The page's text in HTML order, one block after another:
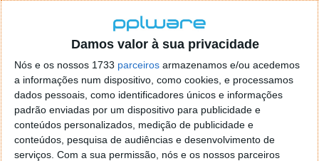
Damos valor à sua privacidade
Nós e os nossos 1733 parceiros armazenamos e/ou acedemos
a informações num dispositivo, como cookies, e processamos
dados pessoais, como identificadores únicos e informações
padrão enviadas por um dispositivo para publicidade e
conteúdos personalizados, medição de publicidade e
conteúdos, pesquisa de audiências e desenvolvimento de
serviços. Com a sua permissão, nós e os nossos parceiros
O projeto de lei orçamental em questão, já aprovado
pela Câmara dos Representantes e agora no Senado,
visa alargar incentivos fiscais do primeiro mandato
de Trump. Quer introduzir novos cortes de impostos,
paralelamente a um maior financiamento para a
gestão de fronteiras e a política de imigração. Para
compensar, propõe cortes na segurança social e em
programas de assistência.